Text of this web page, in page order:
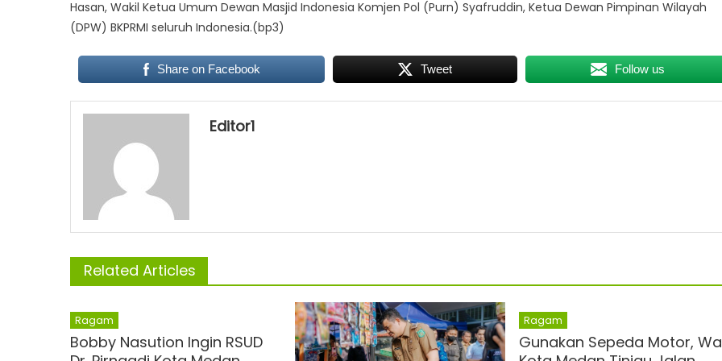
Hasan, Wakil Ketua Umum Dewan Masjid Indonesia Komjen Pol (Purn) Syafruddin, Ketua Dewan Pimpinan Wilayah
(DPW) BKPRMI seluruh Indonesia.(bp3)
Share on Facebook Tweet Follow us
Editor1
Related Articles
Ragam
Bobby Nasution Ingin RSUD
Ragam
Gunakan Sepeda Motor,